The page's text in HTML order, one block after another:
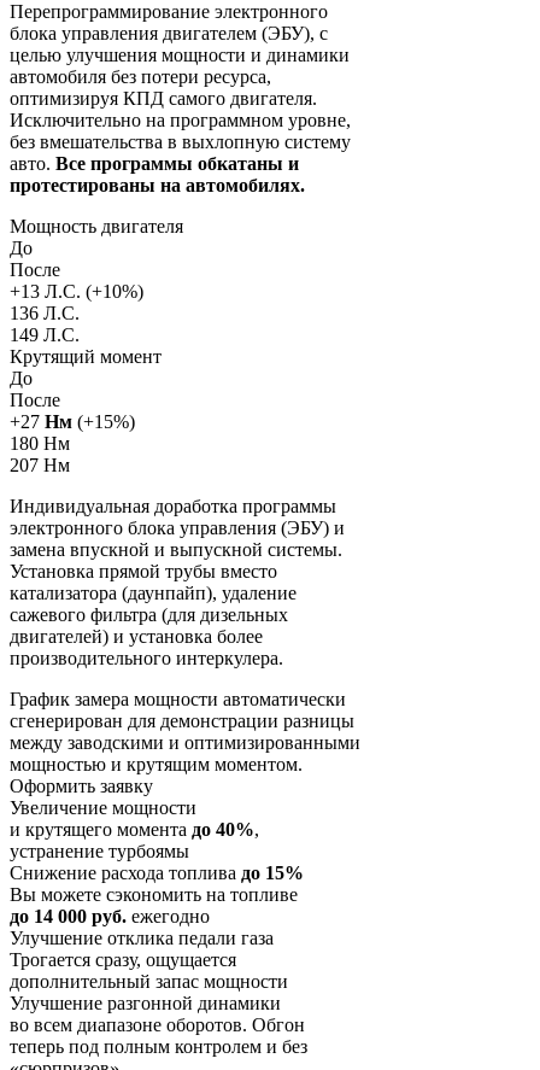
Перепрограммирование электронного
блока управления двигателем (ЭБУ), с
целью улучшения мощности и динамики
автомобиля без потери ресурса,
оптимизируя КПД самого двигателя.
Исключительно на программном уровне,
без вмешательства в выхлопную систему
авто. Все программы обкатаны и
протестированы на автомобилях.
Мощность двигателя
До
После
+13 Л.С. (+10%)
136 Л.С.
149 Л.С.
Крутящий момент
До
После
+27 Нм (+15%)
180 Нм
207 Нм
Индивидуальная доработка программы
электронного блока управления (ЭБУ) и
замена впускной и выпускной системы.
Установка прямой трубы вместо
катализатора (даунпайп), удаление
сажевого фильтра (для дизельных
двигателей) и установка более
производительного интеркулера.
График замера мощности автоматически
сгенерирован для демонстрации разницы
между заводскими и оптимизированными
мощностью и крутящим моментом.
Оформить заявку
Увеличение мощности
и крутящего момента до 40%,
устранение турбоямы
Снижение расхода топлива до 15%
Вы можете сэкономить на топливе
до 14 000 руб. ежегодно
Улучшение отклика педали газа
Трогается сразу, ощущается
дополнительный запас мощности
Улучшение разгонной динамики
во всем диапазоне оборотов. Обгон
теперь под полным контролем и без